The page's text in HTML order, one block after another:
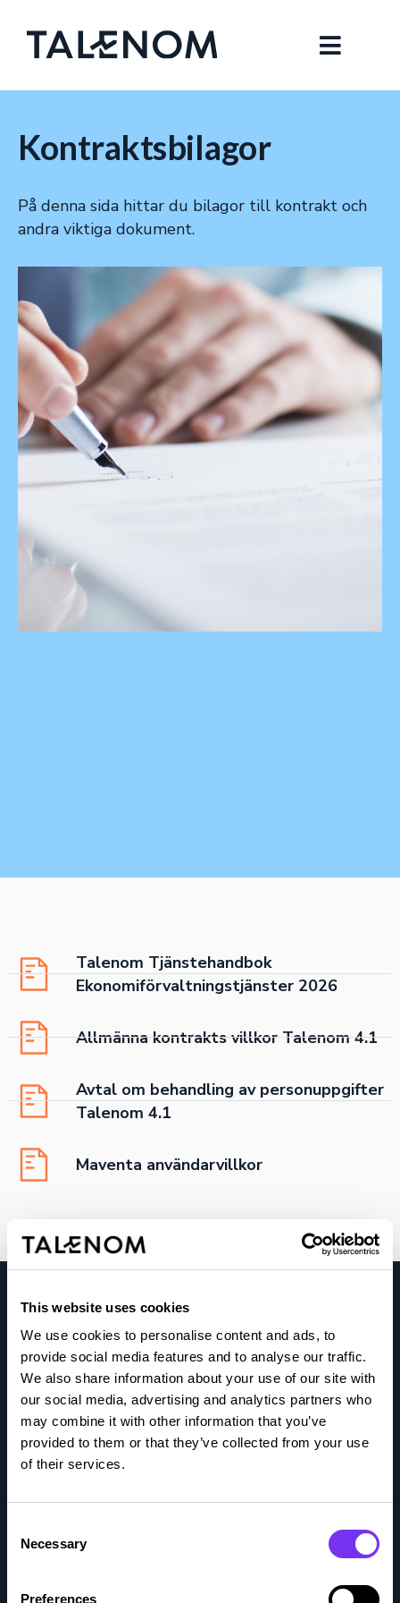
This website uses cookies
We use cookies to personalise content and ads, to
provide social media features and to analyse our traffic.
We also share information about your use of our site with
our social media, advertising and analytics partners who
may combine it with other information that you’ve
provided to them or that they’ve collected from your use
of their services.
Necessary
Preferences
Kontraktsbilagor
På denna sida hittar du bilagor till kontrakt och
andra viktiga dokument.
Talenom Tjänstehandbok
Ekonomiförvaltningstjänster 2026
Allmänna kontrakts villkor Talenom 4.1
Avtal om behandling av personuppgifter
Talenom 4.1
Maventa användarvillkor
Talenom erbjuder företagare tillförlitlig, tydlig och aktuell
ekonomisk information.
Vi förstår din företagsvardag, svarar på dina behov och
förutser det som ligger framför för att göra